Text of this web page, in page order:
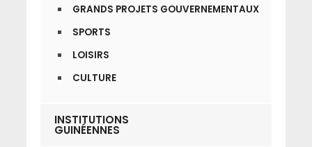
GRANDS PROJETS GOUVERNEMENTAUX
SPORTS
LOISIRS
CULTURE
INSTITUTIONS
GUINÉENNES